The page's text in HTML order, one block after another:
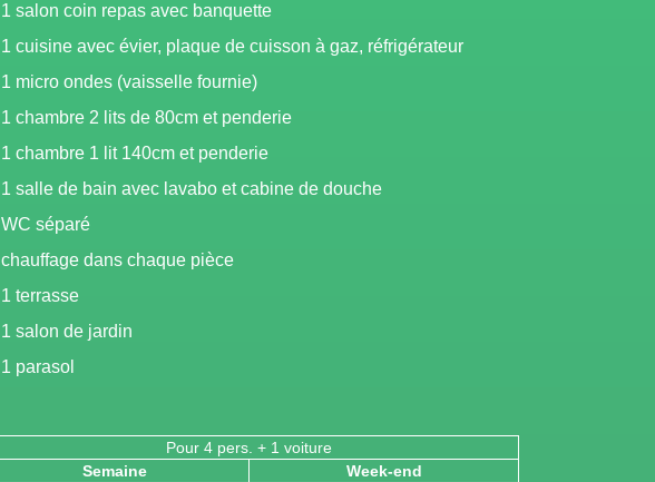
1 salon coin repas avec banquette
1 cuisine avec évier, plaque de cuisson à gaz, réfrigérateur
1 micro ondes (vaisselle fournie)
1 chambre 2 lits de 80cm et penderie
1 chambre 1 lit 140cm et penderie
1 salle de bain avec lavabo et cabine de douche
WC séparé
chauffage dans chaque pièce
1 terrasse
1 salon de jardin
1 parasol
Pour 4 pers. + 1 voiture
Semaine
Week-end